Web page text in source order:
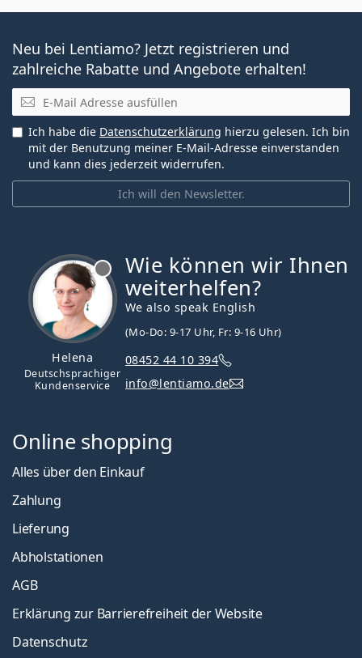
Neu bei Lentiamo? Jetzt registrieren und
zahlreiche Rabatte und Angebote erhalten!
E-Mail
Ich will den Newsletter.
Ich habe die Datenschutzerklärung hierzu gelesen. Ich bin
mit der Benutzung meiner E-Mail-Adresse einverstanden
und kann dies jederzeit widerrufen.
Helena
Deutschsprachiger
Kundenservice
Wie können wir Ihnen
weiterhelfen?
We also speak English
(Mo-Do: 9-17 Uhr, Fr: 9-16 Uhr)
08452 44 10 394
info@lentiamo.de
Online shopping
Alles über den Einkauf
Zahlung
Lieferung
Abholstationen
AGB
Erklärung zur Barrierefreiheit der Website
Datenschutz